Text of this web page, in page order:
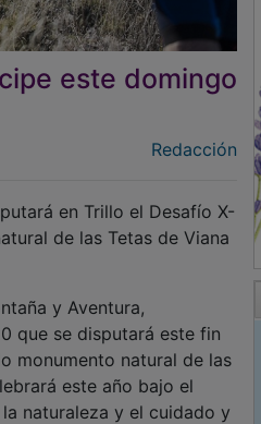
este domingo
Redacción
en Trillo el Desafío X-
de las Tetas de Viana
y Aventura,
que se disputará este fin
monumento natural de las
este año bajo el
naturaleza y el cuidado y